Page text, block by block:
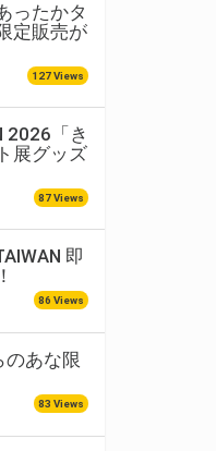
ったかタ
定販売が
127 Views
2026「き
展グッズ
87 Views
即
86 Views
のあな限
83 Views